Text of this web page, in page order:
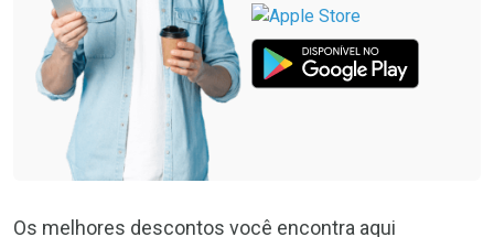
Os melhores descontos você encontra aqui